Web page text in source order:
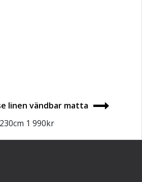
linen vändbar matta
1 990kr